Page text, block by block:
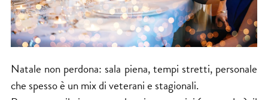
Natale non perdona: sala piena, tempi stretti, personale
che spesso è un mix di veterani e stagionali.